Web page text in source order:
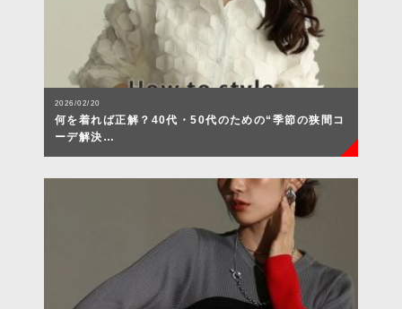
2026/02/20
何を着れば正解？40代・50代のための“季節の狭間コ
ーデ解決…